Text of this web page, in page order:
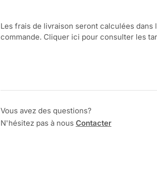
Les frais de livraison seront calculées dans
commande. Cliquer ici pour consulter les
Vous avez des questions?
N'hésitez pas à nous Contacter